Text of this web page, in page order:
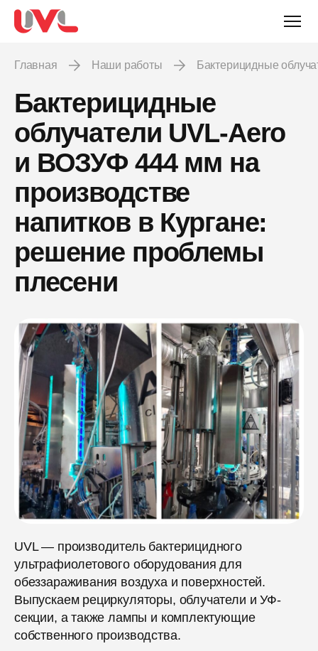
Главная Наши работы Бактерицидные
Бактерицидные
облучатели UVL-Aero
и ВОЗУФ 444 мм на
производстве
напитков в Кургане:
решение проблемы
плесени
UVL — производитель бактерицидного
ультрафиолетового оборудования для
обеззараживания воздуха и поверхностей.
Выпускаем рециркуляторы, облучатели и УФ-
секции, а также лампы и комплектующие
собственного производства.